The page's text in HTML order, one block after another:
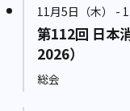
11月5日（木） -
第112回 日本
2026）
総会